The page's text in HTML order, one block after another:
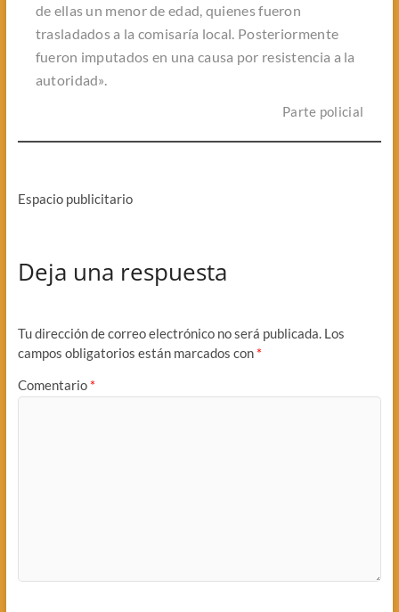
de ellas un menor de edad, quienes fueron
trasladados a la comisaría local. Posteriormente
fueron imputados en una causa por resistencia a la
autoridad».
Parte policial
Espacio publicitario
Deja una respuesta
Tu dirección de correo electrónico no será publicada. Los
campos obligatorios están marcados con *
Comentario *